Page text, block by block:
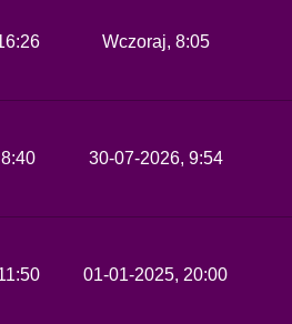
Wczoraj, 8:05
30-07-2026, 9:54
01-01-2025, 20:00